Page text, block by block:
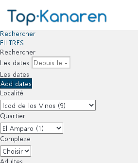
Rechercher
FILTRES
Rechercher
Les dates
Les dates
Add dates
Localité
Quartier
Complexe